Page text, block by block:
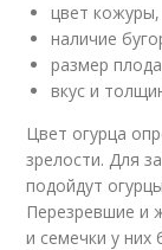
цвет кожуры,
наличие
размер
вкус и
Цвет огурца
зрелости. Для
подойдут
Перезревшие и
и семечки у них